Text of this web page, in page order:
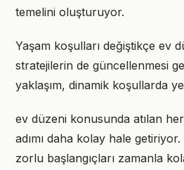
temelini oluşturuyor.
Yaşam koşulları değiştikçe ev
stratejilerin de güncellenmesi
yaklaşım, dinamik koşullarda
ev düzeni konusunda atılan
adımı daha kolay hale
zorlu başlangıçları zamanla